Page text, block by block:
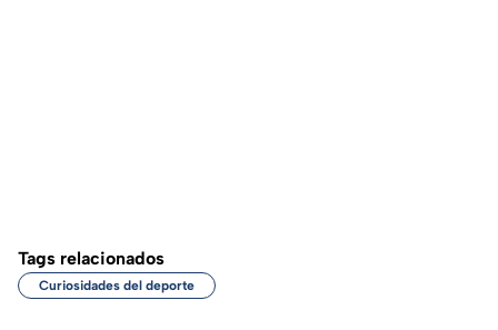
Tags relacionados
Curiosidades del deporte